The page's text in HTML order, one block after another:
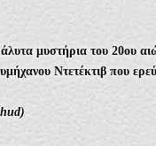
μυστήρια του 20ου
Ντετέκτιβ που